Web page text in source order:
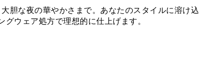
胆な夜の華やかさまで。あなたのスタイルに溶け込
グウェア処方で理想的に仕上げます。